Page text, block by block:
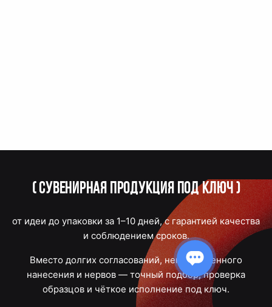
(Сувенирная продукция под ключ)
от идеи до упаковки за 1–10 дней, с гарантией качества
и соблюдением сроков.
Вместо долгих согласований, некачественного
нанесения и нервов — точный подбор, проверка
образцов и чёткое исполнение под ключ.